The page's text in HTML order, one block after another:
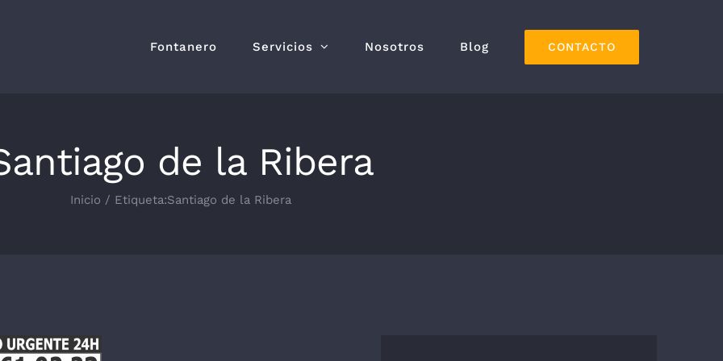
Fontanero Servicios Nosotros Blog CONTACTO
de la Ribera
Inicio Etiqueta:Santiago de la Ribera